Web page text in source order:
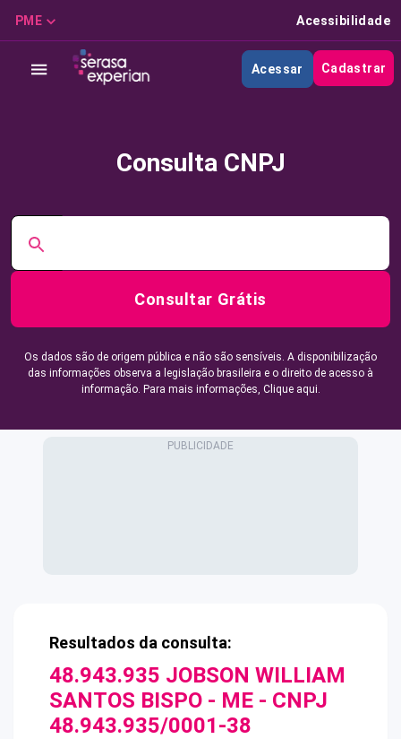
PME Acessibilidade
Acessar Cadastrar
Consulta CNPJ
Consultar Grátis
Os dados são de origem pública e não são sensíveis. A disponibilização
das informações observa a legislação brasileira e o direito de acesso à
informação. Para mais informações, Clique aqui.
Resultados da consulta:
48.943.935 JOBSON WILLIAM
SANTOS BISPO - ME - CNPJ
48.943.935/0001-38